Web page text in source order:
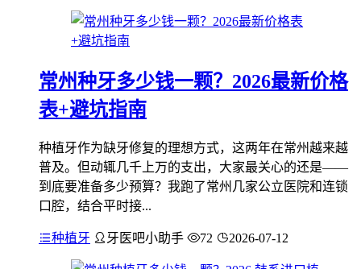
常州种牙多少钱一颗？2026最新价格
表+避坑指南
种植牙作为缺牙修复的理想方式，这两年在常州越来越
普及。但动辄几千上万的支出，大家最关心的还是——
到底要准备多少预算？我跑了常州几家公立医院和连锁
口腔，结合平时接...
种植牙 牙医吧小助手 72 2026-07-12